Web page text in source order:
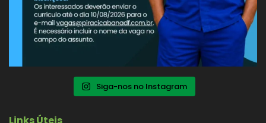
Siga-nos no Instagram